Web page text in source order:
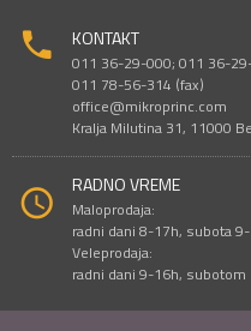
KONTAKT
011 36-29-000; 011 36-
011 78-56-314 (fax)
office@mikroprinc.com
Kralja Milutina 31, 11000
RADNO VREME
Maloprodaja:
radni dani 8-17h, subota
Veleprodaja:
radni dani 9-16h,